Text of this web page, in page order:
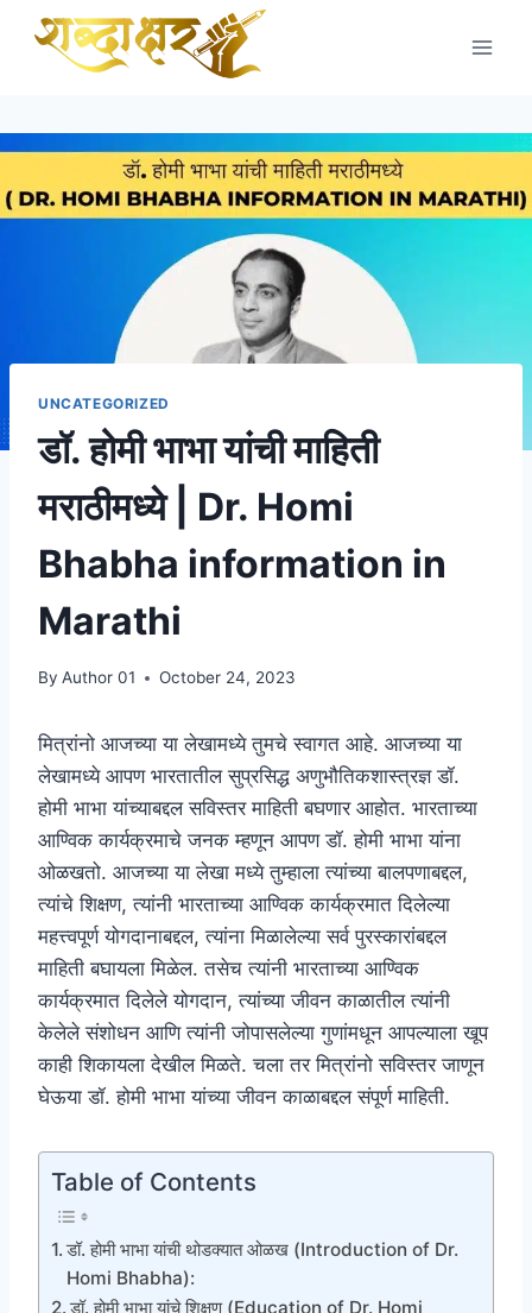
UNCATEGORIZED
डॉ. होमी भाभा यांची माहिती
मराठीमध्ये | Dr. Homi
Bhabha information in
Marathi
By Author 01 October 24, 2023
मित्रांनो आजच्या या लेखामध्ये तुमचे स्वागत आहे. आजच्या या
लेखामध्ये आपण भारतातील सुप्रसिद्ध अणुभौतिकशास्त्रज्ञ डॉ.
होमी भाभा यांच्याबद्दल सविस्तर माहिती बघणार आहोत. भारताच्या
आण्विक कार्यक्रमाचे जनक म्हणून आपण डॉ. होमी भाभा यांना
ओळखतो. आजच्या या लेखा मध्ये तुम्हाला त्यांच्या बालपणाबद्दल,
त्यांचे शिक्षण, त्यांनी भारताच्या आण्विक कार्यक्रमात दिलेल्या
महत्त्वपूर्ण योगदानाबद्दल, त्यांना मिळालेल्या सर्व पुरस्कारांबद्दल
माहिती बघायला मिळेल. तसेच त्यांनी भारताच्या आण्विक
कार्यक्रमात दिलेले योगदान, त्यांच्या जीवन काळातील त्यांनी
केलेले संशोधन आणि त्यांनी जोपासलेल्या गुणांमधून आपल्याला खूप
काही शिकायला देखील मिळते. चला तर मित्रांनो सविस्तर जाणून
घेऊया डॉ. होमी भाभा यांच्या जीवन काळाबद्दल संपूर्ण माहिती.
Table of Contents
डॉ. होमी भाभा यांची थोडक्यात ओळख (Introduction of Dr.
Homi Bhabha):
डॉ. होमी भाभा यांचे शिक्षण (Education of Dr. Homi